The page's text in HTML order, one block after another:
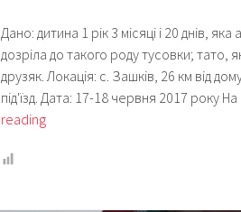
Дано: дитина 1 рік 3 місяці і 20 днів,
дозріла до такого роду тусовки; тато,
друзяк. Локація: с. Зашків, 26 км від
під'їзд. Дата: 17-18 червня 2017 року
readingФестиваль